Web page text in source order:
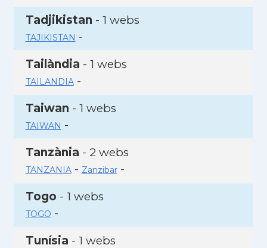
Tadjikistan - 1 webs
TAJIKISTAN -
Tailàndia - 1 webs
TAILANDIA-
Taiwan - 1 webs
TAIWAN -
Tanzània - 2 webs
TANZANIA- Zanzibar-
Togo - 1 webs
TOGO -
Tunísia - 1 webs